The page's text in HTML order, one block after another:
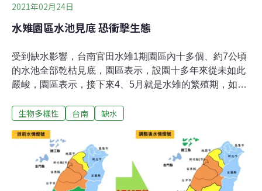
2021年02月24日
水雉園區水池見底 恐衝擊生態
受到缺水影響，台南官田水雉1期園區內十多個、約7公頃
的水池全部乾枯見底，園區表示，設園十多年來從未如此
嚴峻，園區表示，接下來4、5月就是水雉的繁殖期，如果
只有100多隻水雉，一旦後續再沒有水，對水雉生態將是
分布在全市菱角田共約300公頃，但今年缺水狀況很頭
痛，將協調台糖，啟動抗旱井，努力確保田間有水，保護
台南水雉族群，並隨時與農田水利署保持聯絡。愛鳥人士
憂心，台南原本應有2000多隻水雉，但受到缺水影響，目
生物多樣性 台南 缺水